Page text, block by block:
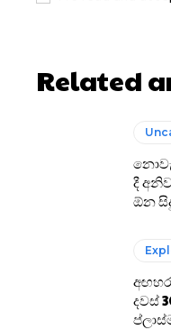
Related
දී
ඕන
දවස්